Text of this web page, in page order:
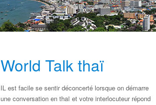
World Talk thaï
IL est facile se sentir déconcerté lorsque on démarre
une conversation en thaï et votre interlocuteur répond